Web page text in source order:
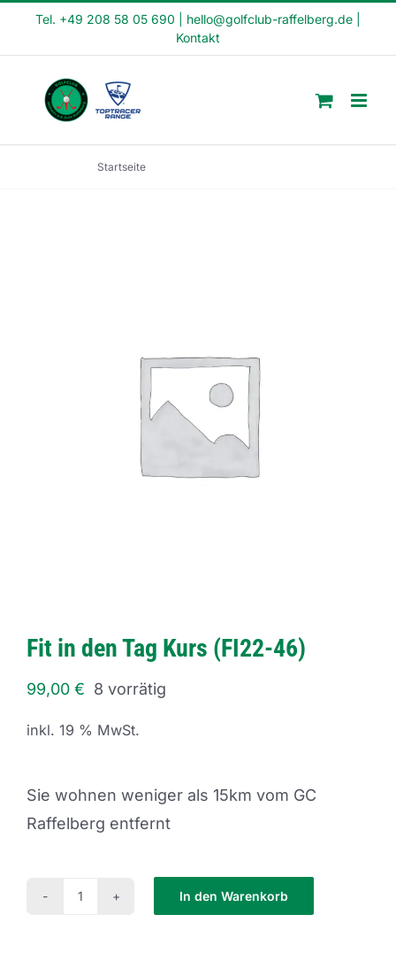
Tel. +49 208 58 05 690 hello@golfclub-raffelberg.de
Kontakt
Startseite
Fit in den Tag Kurs (FI22-46)
99,00 € 8 vorrätig
inkl. 19 % MwSt.
Sie wohnen weniger als 15km vom GC
Raffelberg entfernt
In den Warenkorb